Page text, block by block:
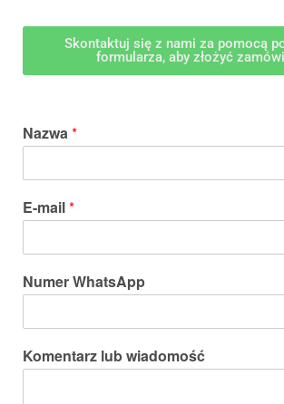
Skontaktuj się z nami za pomocą
formularza, aby złożyć
Nazwa*
E-mail*
Numer WhatsApp
Komentarz lub wiadomość